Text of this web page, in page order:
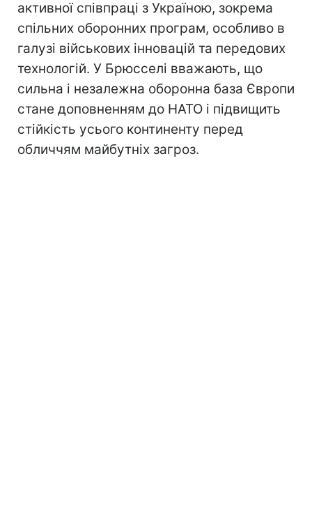
активної співпраці з Україною, зокрема
спільних оборонних програм, особливо в
галузі військових інновацій та передових
технологій. У Брюсселі вважають, що
сильна і незалежна оборонна база Європи
стане доповненням до НАТО і підвищить
стійкість усього континенту перед
обличчям майбутніх загроз.